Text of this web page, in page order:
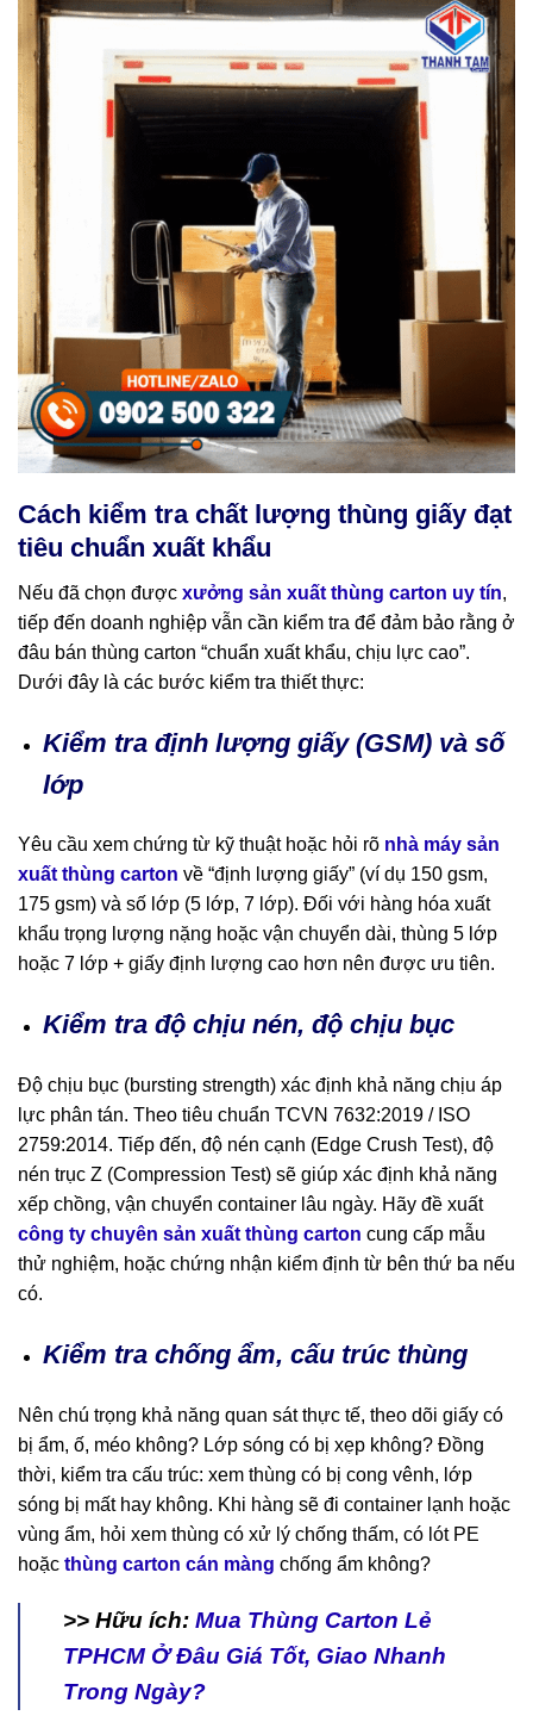
Cách kiểm tra chất lượng thùng giấy đạt
tiêu chuẩn xuất khẩu
Nếu đã chọn được xưởng sản xuất thùng carton uy tín,
tiếp đến doanh nghiệp vẫn cần kiểm tra để đảm bảo rằng ở
đâu bán thùng carton “chuẩn xuất khẩu, chịu lực cao”.
Dưới đây là các bước kiểm tra thiết thực:
Kiểm tra định lượng giấy (GSM) và số
lớp
Yêu cầu xem chứng từ kỹ thuật hoặc hỏi rõ nhà máy sản
xuất thùng carton về “định lượng giấy” (ví dụ 150 gsm,
175 gsm) và số lớp (5 lớp, 7 lớp). Đối với hàng hóa xuất
khẩu trọng lượng nặng hoặc vận chuyển dài, thùng 5 lớp
hoặc 7 lớp + giấy định lượng cao hơn nên được ưu tiên.
Kiểm tra độ chịu nén, độ chịu bục
Độ chịu bục (bursting strength) xác định khả năng chịu áp
lực phân tán. Theo tiêu chuẩn TCVN 7632:2019 / ISO
2759:2014. Tiếp đến, độ nén cạnh (Edge Crush Test), độ
nén trục Z (Compression Test) sẽ giúp xác định khả năng
xếp chồng, vận chuyển container lâu ngày. Hãy đề xuất
công ty chuyên sản xuất thùng carton cung cấp mẫu
thử nghiệm, hoặc chứng nhận kiểm định từ bên thứ ba nếu
có.
Kiểm tra chống ẩm, cấu trúc thùng
Nên chú trọng khả năng quan sát thực tế, theo dõi giấy có
bị ẩm, ố, méo không? Lớp sóng có bị xẹp không? Đồng
thời, kiểm tra cấu trúc: xem thùng có bị cong vênh, lớp
sóng bị mất hay không. Khi hàng sẽ đi container lạnh hoặc
vùng ẩm, hỏi xem thùng có xử lý chống thấm, có lót PE
hoặc thùng carton cán màng chống ẩm không?
>> Hữu ích: Mua Thùng Carton Lẻ
TPHCM Ở Đâu Giá Tốt, Giao Nhanh
Trong Ngày?